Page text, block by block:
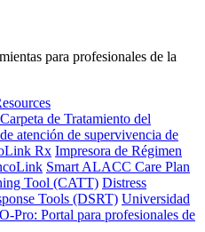
para profesionales de la
de Tratamiento del
atención de supervivencia de
Rx Impresora de Régimen
Smart ALACC Care Plan
Tool (CATT) Distress
Tools (DSRT) Universidad
O-Pro: Portal para profesionales de